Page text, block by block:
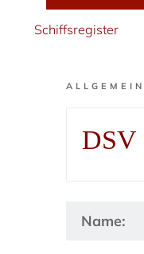
Schiffsregister
DSV
Name: